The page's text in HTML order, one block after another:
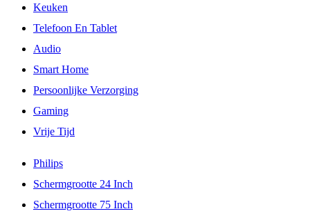
Keuken
Telefoon En Tablet
Audio
Smart Home
Persoonlijke Verzorging
Gaming
Vrije Tijd
Philips
Schermgrootte 24 Inch
Schermgrootte 75 Inch